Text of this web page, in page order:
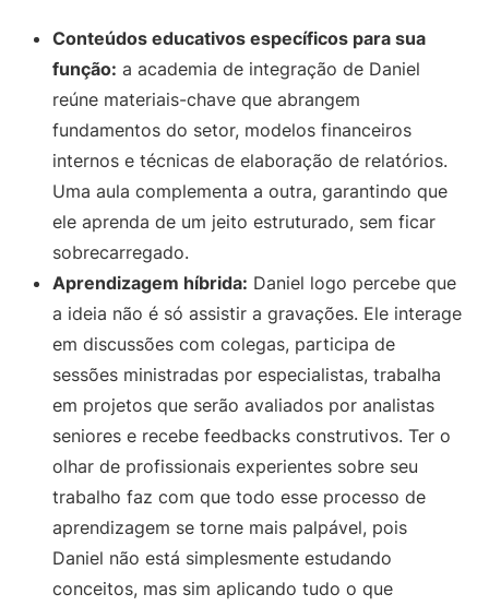
Conteúdos educativos específicos para sua
função: a academia de integração de Daniel
reúne materiais-chave que abrangem
fundamentos do setor, modelos financeiros
internos e técnicas de elaboração de relatórios.
Uma aula complementa a outra, garantindo que
ele aprenda de um jeito estruturado, sem ficar
sobrecarregado.
Aprendizagem híbrida: Daniel logo percebe que
a ideia não é só assistir a gravações. Ele interage
em discussões com colegas, participa de
sessões ministradas por especialistas, trabalha
em projetos que serão avaliados por analistas
seniores e recebe feedbacks construtivos. Ter o
olhar de profissionais experientes sobre seu
trabalho faz com que todo esse processo de
aprendizagem se torne mais palpável, pois
Daniel não está simplesmente estudando
conceitos, mas sim aplicando tudo o que